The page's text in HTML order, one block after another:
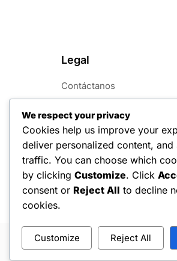
Legal
Contáctanos
Tu privacidad
Acuerdo de usuario
Preferencias de cookies
Quiénes somos
We respect your privacy
Cookies help us improve your
deliver personalized content, and
traffic. You can choose which
by clicking Customize. Click
consent or Reject All to decline
cookies.
Customize Reject All